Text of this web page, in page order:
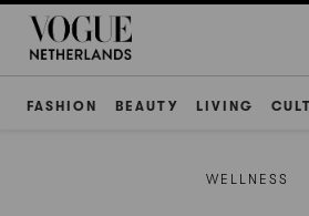
FASHION BEAUTY LIVING
WELLNESS